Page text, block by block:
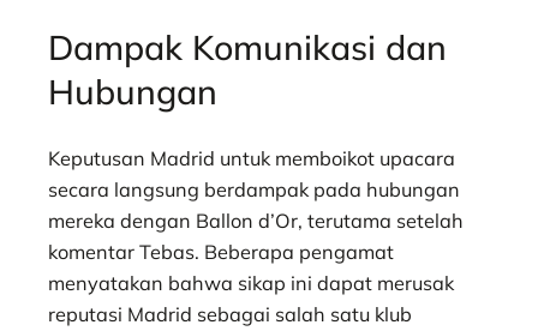
Dampak Komunikasi dan
Hubungan
Keputusan Madrid untuk memboikot upacara
secara langsung berdampak pada hubungan
mereka dengan Ballon d’Or, terutama setelah
komentar Tebas. Beberapa pengamat
menyatakan bahwa sikap ini dapat merusak
reputasi Madrid sebagai salah satu klub